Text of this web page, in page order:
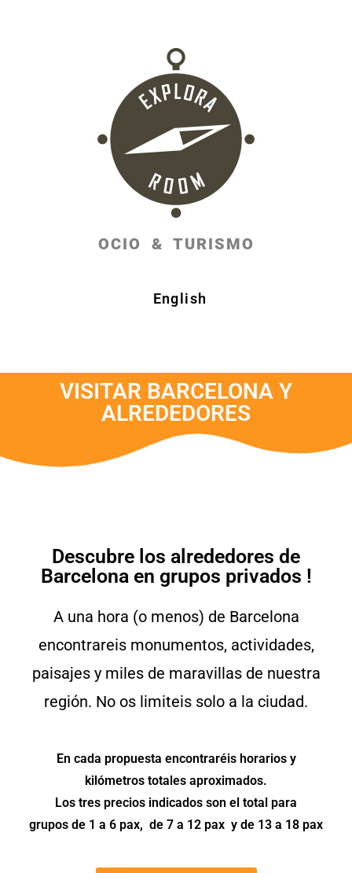
OCIO & TURISMO
English
VISITAR BARCELONA Y
ALREDEDORES
Descubre los alrededores de
Barcelona en grupos privados !
A una hora (o menos) de Barcelona
encontrareis monumentos, actividades,
paisajes y miles de maravillas de nuestra
región. No os limiteis solo a la ciudad.
En cada propuesta encontraréis horarios y
kilómetros totales aproximados.
Los tres precios indicados son el total para
grupos de 1 a 6 pax, de 7 a 12 pax y de 13 a 18 pax